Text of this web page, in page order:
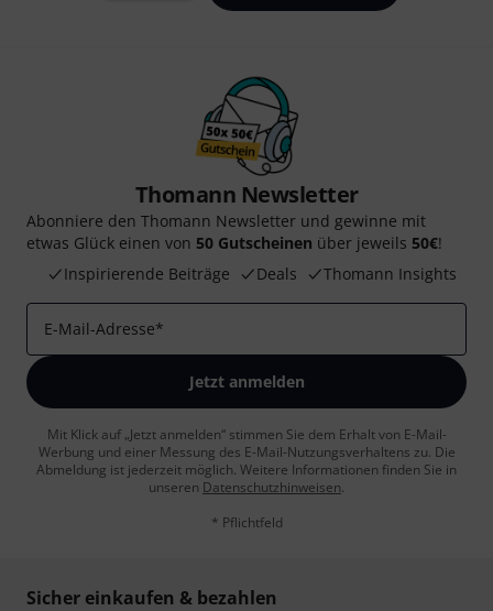
Thomann Newsletter
Abonniere den Thomann Newsletter und gewinne mit
etwas Glück einen von 50 Gutscheinen über jeweils 50€!
Inspirierende Beiträge
Deals Thomann Insights
E-Mail-Adresse*
Jetzt anmelden
Mit Klick auf „Jetzt anmelden“ stimmen Sie dem Erhalt von E-Mail-
Werbung und einer Messung des E-Mail-Nutzungsverhaltens zu. Die
Abmeldung ist jederzeit möglich. Weitere Informationen finden Sie in
unseren Datenschutzhinweisen.
* Pflichtfeld
Sicher einkaufen & bezahlen